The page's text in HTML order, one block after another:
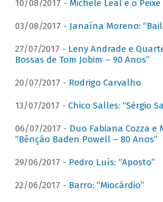
10/08/2017 - Michele Leal e o Peixe
03/08/2017 - Janaína Moreno:
27/07/2017 - Leny Andrade e
Bossas de Tom Jobim – 90 Anos”
20/07/2017 - Rodrigo Carvalho
13/07/2017 - Chico Salles: “Sérgio
06/07/2017 - Duo Fabiana Cozza e
“Bênção Baden Powell – 80 Anos”
29/06/2017 - Pedro Luís: “Aposto”
22/06/2017 - Barro: “Miocárdio”